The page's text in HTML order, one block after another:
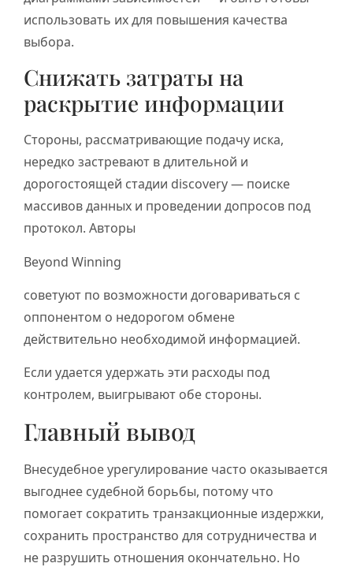
использовать их для повышения качества
выбора.
Снижать затраты на
раскрытие информации
Стороны, рассматривающие подачу иска,
нередко застревают в длительной и
дорогостоящей стадии discovery — поиске
массивов данных и проведении допросов под
протокол. Авторы
Beyond Winning
советуют по возможности договариваться с
оппонентом о недорогом обмене
действительно необходимой информацией.
Если удается удержать эти расходы под
контролем, выигрывают обе стороны.
Главный вывод
Внесудебное урегулирование часто оказывается
выгоднее судебной борьбы, потому что
помогает сократить транзакционные издержки,
сохранить пространство для сотрудничества и
не разрушить отношения окончательно. Но